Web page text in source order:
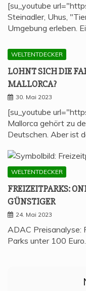
[su_youtube
Steinadler, Uhus,
Umgebung erleben.
WELTENTDECKER
LOHNT SICH DIE
MALLORCA?
30. Mai 2023
[su_youtube
Mallorca gehört zu
Deutschen. Aber ist
WELTENTDECKER
FREI­ZEIT­PARKS:
GÜNSTIGER
24. Mai 2023
ADAC Preisanalyse:
Parks unter 100